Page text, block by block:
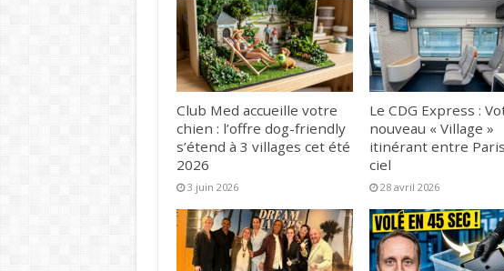
Club Med accueille votre
chien : l’offre dog-friendly
s’étend à 3 villages cet été
2026
3 juin 2026
Le CDG Express :
nouveau « Village »
itinérant entre
ciel
28 avril 2026